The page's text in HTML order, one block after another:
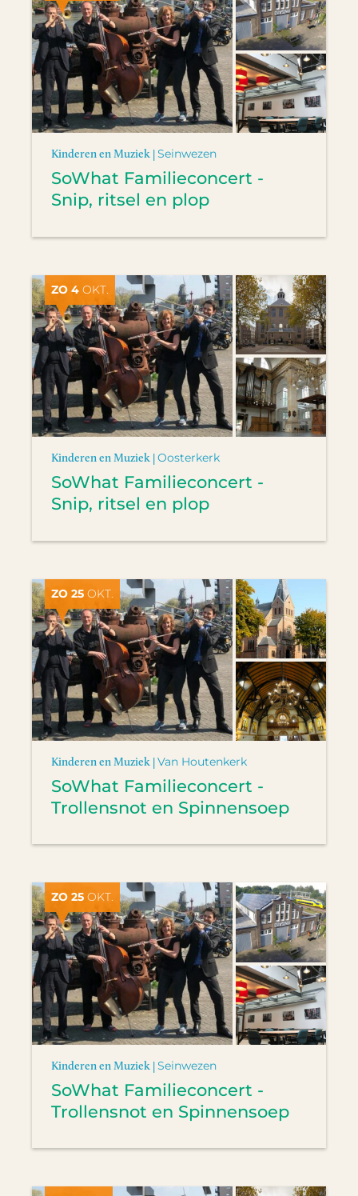
Kinderen en Muziek |Seinwezen
SoWhat Familieconcert -
Snip, ritsel en plop
ZO 4 OKT.
Kinderen en Muziek |Oosterkerk
SoWhat Familieconcert -
Snip, ritsel en plop
ZO 25 OKT.
Kinderen en Muziek |Van Houtenkerk
SoWhat Familieconcert -
Trollensnot en Spinnensoep
ZO 25 OKT.
Kinderen en Muziek |Seinwezen
SoWhat Familieconcert -
Trollensnot en Spinnensoep